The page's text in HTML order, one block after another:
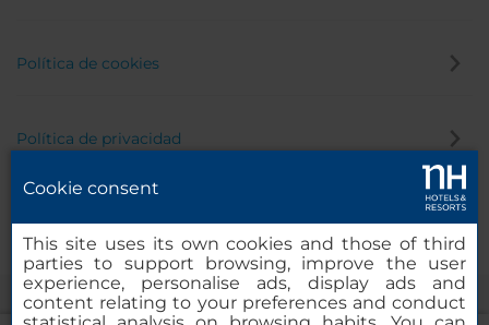
Política de cookies
Política de privacidad
Cookie consent
This site uses its own cookies and those of third
parties to support browsing, improve the user
experience, personalise ads, display ads and
content relating to your preferences and conduct